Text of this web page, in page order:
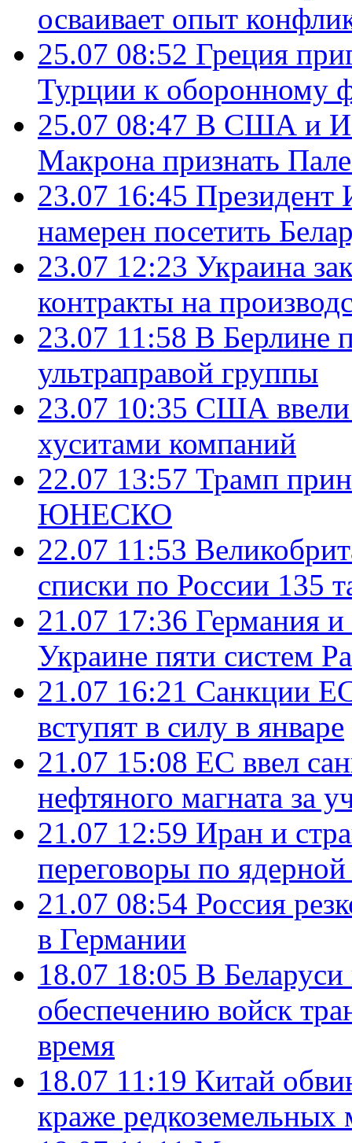
осваивает опыт
25.07 08:52 Греция
Турции к оборонному
25.07 08:47 В США и
Макрона признать
23.07 16:45 Президент
намерен посетить
23.07 12:23 Украина
контракты на
23.07 11:58 В Берлине
ультраправой группы
23.07 10:35 США ввели
хуситами компаний
22.07 13:57 Трамп
ЮНЕСКО
22.07 11:53
списки по России 135
21.07 17:36 Германия
Украине пяти систем
21.07 16:21 Санкции
вступят в силу в январе
21.07 15:08 ЕС ввел
нефтяного магната за
21.07 12:59 Иран и
переговоры по
21.07 08:54 Россия
в Германии
18.07 18:05 В
обеспечению войск
время
18.07 11:19 Китай
краже редкоземельных